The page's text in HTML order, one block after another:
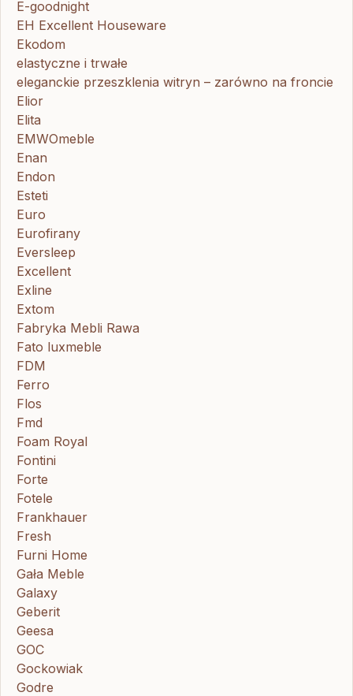
E-goodnight
EH Excellent Houseware
Ekodom
elastyczne i trwałe
eleganckie przeszklenia witryn – zarówno na froncie
Elior
Elita
EMWOmeble
Enan
Endon
Esteti
Euro
Eurofirany
Eversleep
Excellent
Exline
Extom
Fabryka Mebli Rawa
Fato luxmeble
FDM
Ferro
Flos
Fmd
Foam Royal
Fontini
Forte
Fotele
Frankhauer
Fresh
Furni Home
Gała Meble
Galaxy
Geberit
Geesa
GOC
Gockowiak
Godre